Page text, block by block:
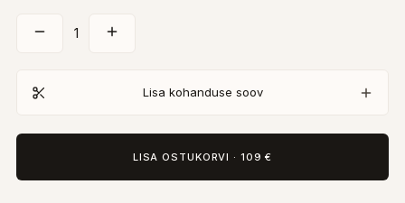
1
Lisa kohanduse soov
LISA OSTUKORVI · 109 €